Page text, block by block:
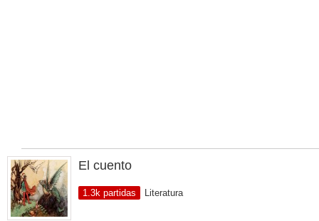
El cuento
1.3k partidas Literatura